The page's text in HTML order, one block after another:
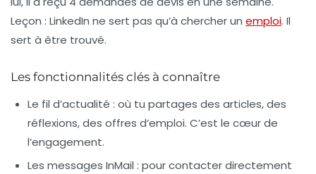
Leçon : LinkedIn ne sert pas qu’à chercher un emploi. Il
sert à être trouvé.
Les fonctionnalités clés à connaître
Le fil d’actualité : où tu partages des articles, des
réflexions, des offres d’emploi. C’est le cœur de
l’engagement.
Les messages InMail : pour contacter directement